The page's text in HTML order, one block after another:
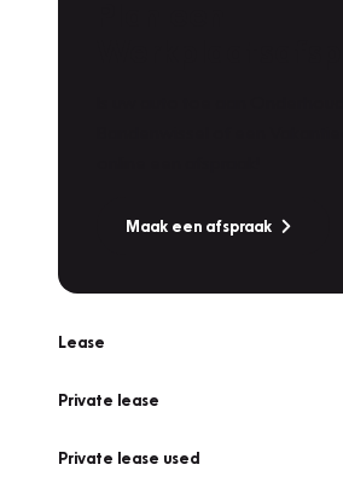
Maak een afspraak
Lease
Private lease
Private lease used